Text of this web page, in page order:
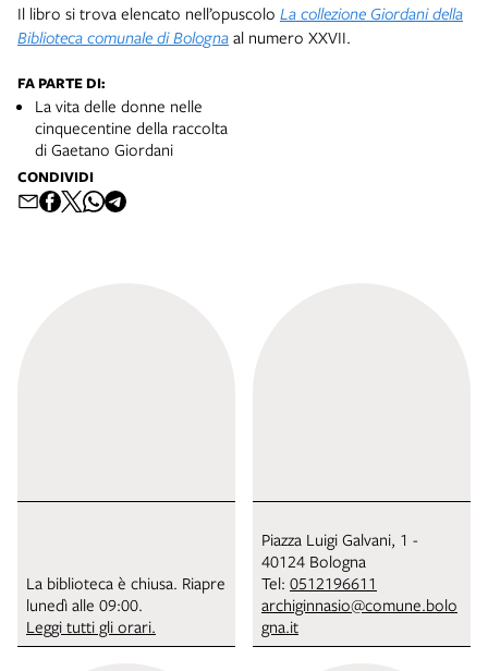
Il libro si trova elencato nell’opuscolo La collezione Giordani della
Biblioteca comunale di Bologna al numero XXVII.
FA PARTE DI:
La vita delle donne nelle
cinquecentine della raccolta
di Gaetano Giordani
CONDIVIDI
La biblioteca è chiusa. Riapre
lunedì alle 09:00.
Leggi tutti gli orari.
Piazza Luigi Galvani, 1 -
40124 Bologna
Tel: 0512196611
archiginnasio@comune.bolo
gna.it